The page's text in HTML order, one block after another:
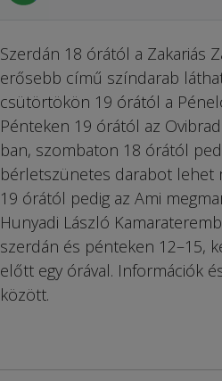
Szerdán 18 órától a Zakariás
erősebb című színdarab
csütörtökön 19 órától a
Pénteken 19 órától az
ban, szombaton 18 órától
bérletszünetes darabot lehet
19 órától pedig az Ami
Hunyadi László
szerdán és pénteken 12–15,
előtt egy órával. Információk
között.